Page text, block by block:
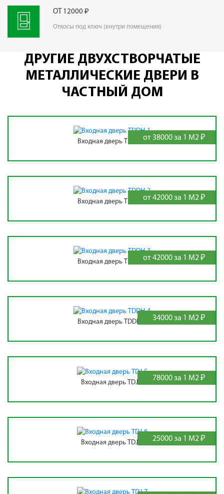
ОТ 12000 ₽
Откосы под ключ (внутри помещения)
ДРУГИЕ ДВУХСТВОРЧАТЫЕ
МЕТАЛЛИЧЕСКИЕ ДВЕРИ В
ЧАСТНЫЙ ДОМ
от 38000 за 1 М2 ₽
Входная дверь TDDH-1
от 42000 за 1 М2 ₽
Входная дверь TDDH-2
от 42000 за 1 М2 ₽
Входная дверь TDDH-3
34000 за 1 М2 ₽
Входная дверь TDDH-4
78000 за 1 М2 ₽
Входная дверь TDJ-5
25000 за 1 М2 ₽
Входная дверь TDJ-6